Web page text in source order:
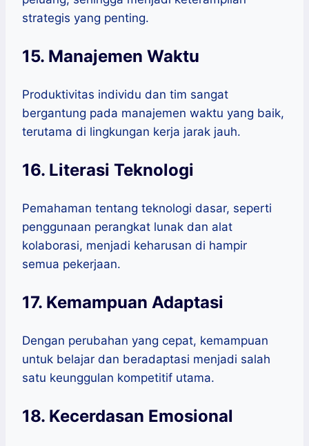
strategis yang penting.
15. Manajemen Waktu
Produktivitas individu dan tim sangat
bergantung pada manajemen waktu yang baik,
terutama di lingkungan kerja jarak jauh.
16. Literasi Teknologi
Pemahaman tentang teknologi dasar, seperti
penggunaan perangkat lunak dan alat
kolaborasi, menjadi keharusan di hampir
semua pekerjaan.
17. Kemampuan Adaptasi
Dengan perubahan yang cepat, kemampuan
untuk belajar dan beradaptasi menjadi salah
satu keunggulan kompetitif utama.
18. Kecerdasan Emosional